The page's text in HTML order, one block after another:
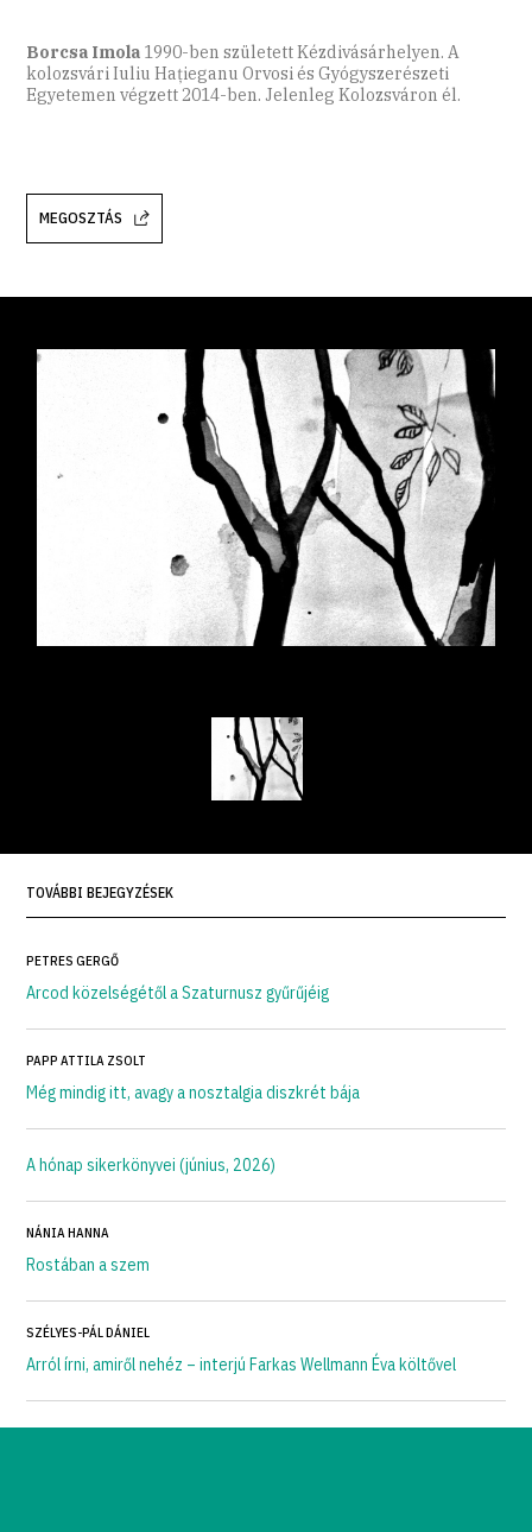
Borcsa Imola 1990-ben született Kézdivásárhelyen. A
kolozsvári Iuliu Haţieganu Orvosi és Gyógyszerészeti
Egyetemen végzett 2014-ben. Jelenleg Kolozsváron él.
MEGOSZTÁS
TOVÁBBI BEJEGYZÉSEK
PETRES GERGŐ
Arcod közelségétől a Szaturnusz gyűrűjéig
PAPP ATTILA ZSOLT
Még mindig itt, avagy a nosztalgia diszkrét bája
A hónap sikerkönyvei (június, 2026)
NÁNIA HANNA
Rostában a szem
SZÉLYES-PÁL DÁNIEL
Arról írni, amiről nehéz – interjú Farkas Wellmann Éva költővel